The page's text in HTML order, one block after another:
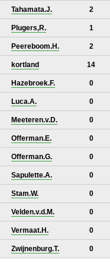
Tahamata.J. 2
Plugers,R. 1
Peereboom.H. 2
kortland 14
Hazebroek.F. 0
Luca.A. 0
Meeteren.v.D. 0
Offerman.E. 0
Offerman.G. 0
Sapulette.A. 0
Stam.W. 0
Velden.v.d.M. 0
Vermaat.H. 0
Zwijnenburg.T. 0